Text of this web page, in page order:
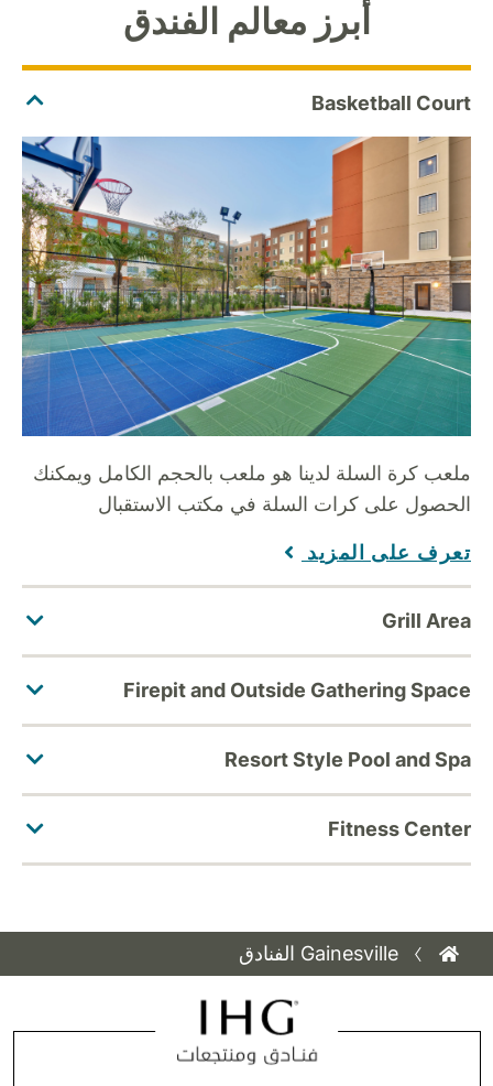
أبرز معالم الفندق
ملعب كرة السلة لدينا هو ملعب بالحجم الكامل ويمكنك
الحصول على كرات السلة في مكتب الاستقبال
تعرف على المزيد
Gainesville الفنادق